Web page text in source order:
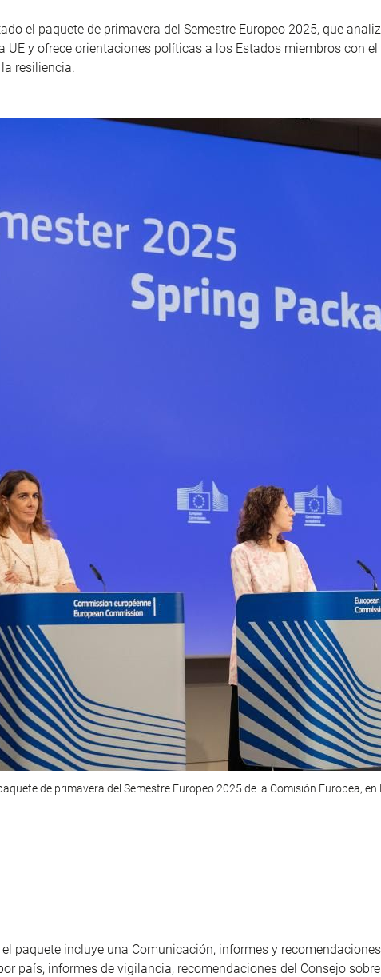
el paquete de primavera del Semestre Europeo 2025, que
UE y ofrece orientaciones políticas a los Estados miembros con
resiliencia.
de primavera del Semestre Europeo 2025 de la Comisión Europea,
el paquete incluye una Comunicación, informes y recomendaciones
país, informes de vigilancia, recomendaciones del Consejo